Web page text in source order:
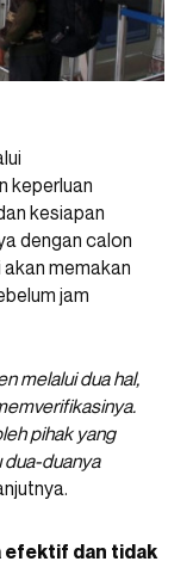
keperluan
kesiapan
dengan calon
memakan
jam
melalui dua hal,
pihak yang
dua-duanya
efektif dan tidak